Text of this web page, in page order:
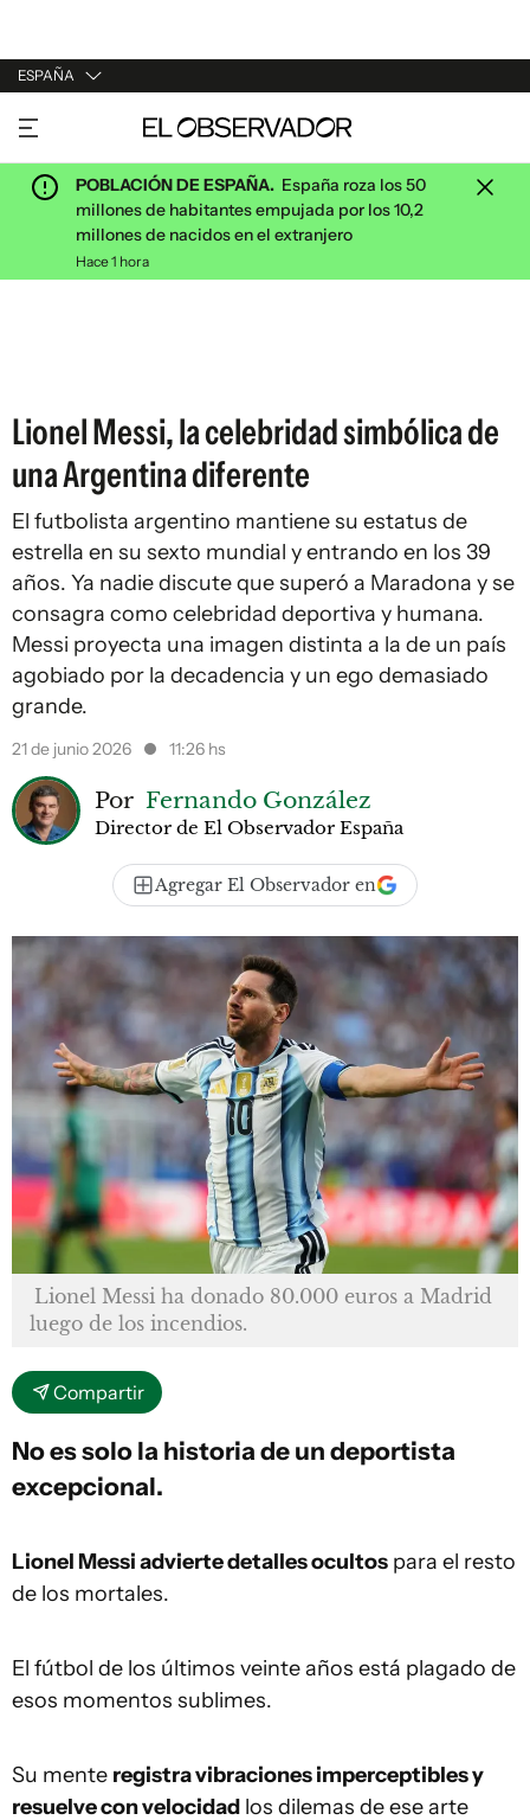
ESPAÑA
URUGUAY
ARGENTINA
ESPAÑA
ESTADOS UNIDOS
POBLACIÓN DE ESPAÑA. España roza los 50
millones de habitantes empujada por los 10,2
millones de nacidos en el extranjero
Hace 1 hora
Lionel Messi, la celebridad simbólica de
una Argentina diferente
El futbolista argentino mantiene su estatus de
estrella en su sexto mundial y entrando en los 39
años. Ya nadie discute que superó a Maradona y se
consagra como celebridad deportiva y humana.
Messi proyecta una imagen distinta a la de un país
agobiado por la decadencia y un ego demasiado
grande.
21 de junio 2026 11:26 hs
Por Fernando González
Director de El Observador España
Agregar El Observador en
Lionel Messi ha donado 80.000 euros a Madrid
luego de los incendios.
Compartir
No es solo la historia de un deportista
excepcional.
Lionel Messi advierte detalles ocultos para el resto
de los mortales.
El fútbol de los últimos veinte años está plagado de
esos momentos sublimes.
Su mente registra vibraciones imperceptibles y
resuelve con velocidad los dilemas de ese arte